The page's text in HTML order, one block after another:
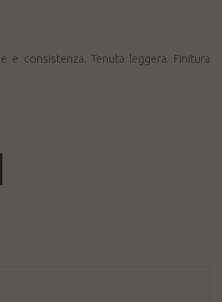
e consistenza. Tenuta leggera. Finitura